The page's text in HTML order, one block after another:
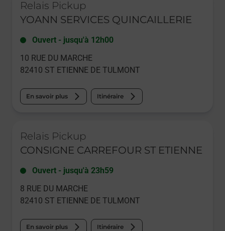
Relais Pickup
YOANN SERVICES QUINCAILLERIE
Ouvert - jusqu'à 12h00
10 RUE DU MARCHE
82410 ST ETIENNE DE TULMONT
En savoir plus Itinéraire
Relais Pickup
CONSIGNE CARREFOUR ST ETIENNE
Ouvert - jusqu'à 23h59
8 RUE DU MARCHE
82410 ST ETIENNE DE TULMONT
En savoir plus Itinéraire